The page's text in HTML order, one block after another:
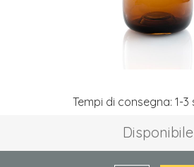
Tempi di consegna: 1-
Disponibile